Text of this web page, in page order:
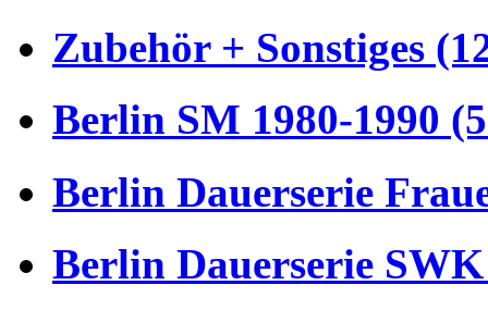
Zubehör + Sonstiges
Berlin SM 1980-1990
Berlin Dauerserie
Berlin Dauerserie